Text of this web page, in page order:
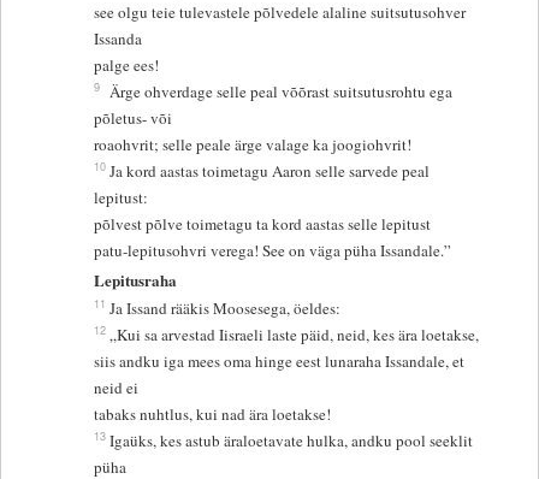
see olgu teie tulevastele põlvedele alaline suitsutusohver
Issanda
palge ees!
9 Ärge ohverdage selle peal võõrast suitsutusrohtu ega
põletus- või
roaohvrit; selle peale ärge valage ka joogiohvrit!
10 Ja kord aastas toimetagu Aaron selle sarvede peal
lepitust:
põlvest põlve toimetagu ta kord aastas selle lepitust
patu-lepitusohvri verega! See on väga püha Issandale.”
Lepitusraha
11 Ja Issand rääkis Moosesega, öeldes:
12 „Kui sa arvestad Iisraeli laste päid, neid, kes ära loetakse,
siis andku iga mees oma hinge eest lunaraha Issandale, et
neid ei
tabaks nuhtlus, kui nad ära loetakse!
13 Igaüks, kes astub äraloetavate hulka, andku pool seeklit
püha